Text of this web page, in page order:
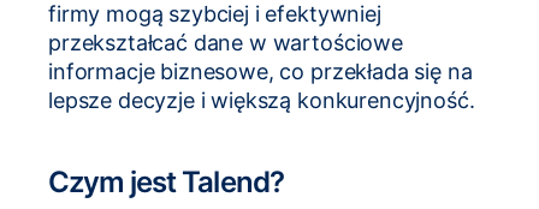
firmy mogą szybciej i efektywniej
przekształcać dane w wartościowe
informacje biznesowe, co przekłada się na
lepsze decyzje i większą konkurencyjność.
Czym jest Talend?